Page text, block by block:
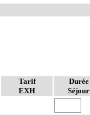
Tarif
EXH
Durée
Séjour